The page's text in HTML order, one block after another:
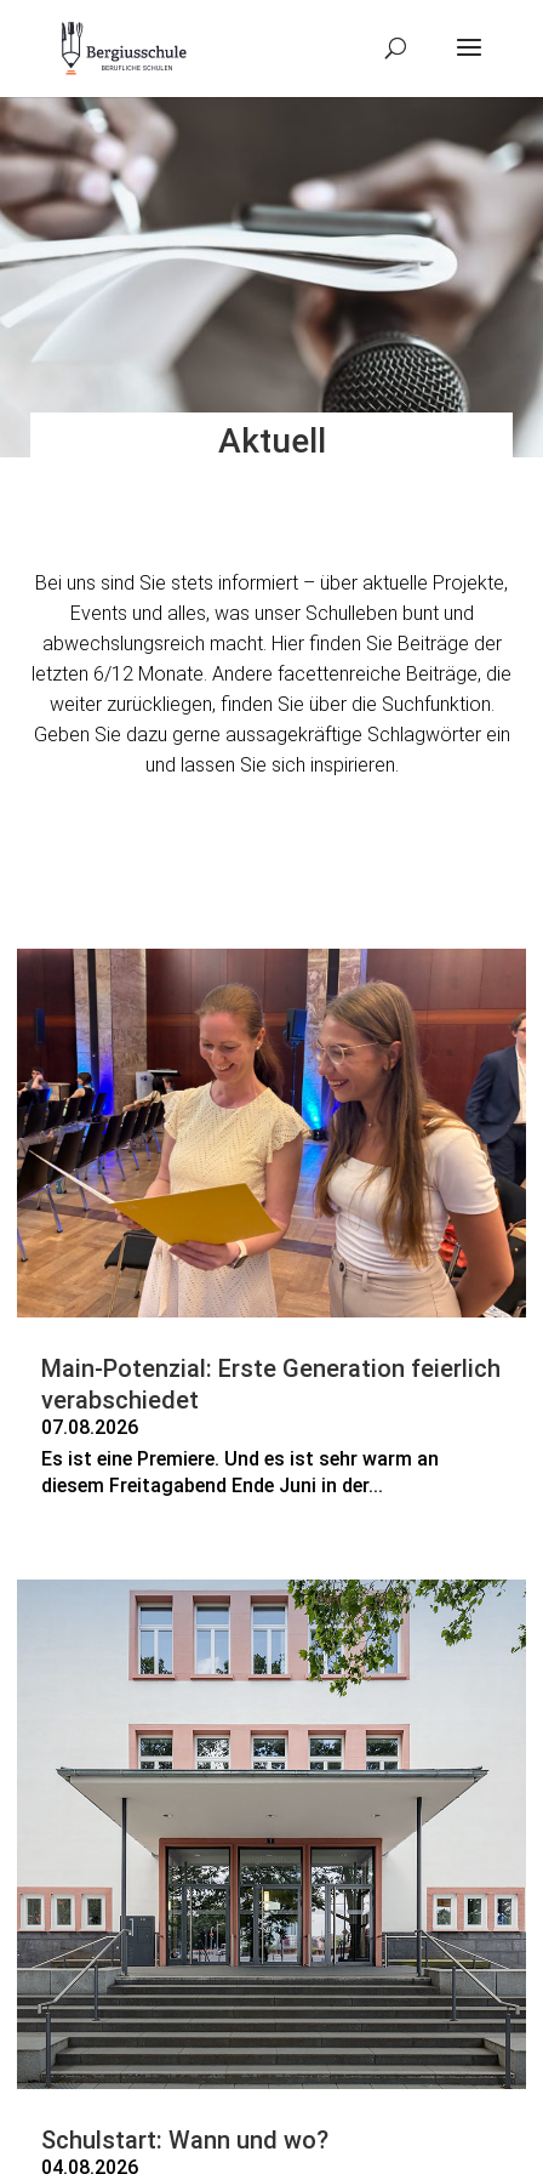
Aktuell
Bei uns sind Sie stets informiert – über aktuelle Projekte,
Events und alles, was unser Schulleben bunt und
abwechslungsreich macht. Hier finden Sie Beiträge der
letzten 6/12 Monate. Andere facettenreiche Beiträge, die
weiter zurückliegen, finden Sie über die Suchfunktion.
Geben Sie dazu gerne aussagekräftige Schlagwörter ein
und lassen Sie sich inspirieren.
Main-Potenzial: Erste Generation feierlich
verabschiedet
07.08.2026
Es ist eine Premiere. Und es ist sehr warm an
diesem Freitagabend Ende Juni in der...
Schulstart: Wann und wo?
04.08.2026